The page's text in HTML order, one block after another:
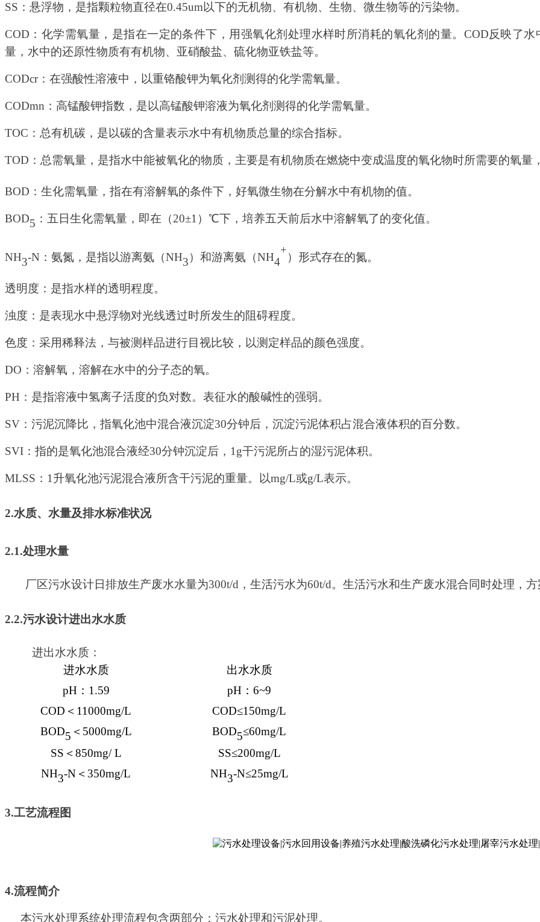
SS ：悬浮物，是指颗粒物直径在0.45um以下的无机物、有机物、生物、微生物等的污染物。
COD ：化学需氧量，是指在一定的条件下，用强氧化剂处理水样时所消耗的氧化剂的量。 COD反映了水
量，水中的还原性物质有有机物、亚硝酸盐、硫化物亚铁盐等。
CODcr：在强酸性溶液中，以重铬酸钾为氧化剂测得的化学需氧量。
CODmn ：高锰酸钾指数，是以高锰酸钾溶液为氧化剂测得的化学需氧量。
TOC ：总有机碳，是以碳的含量表示水中有机物质总量的综合指标。
TOD ：总需氧量，是指水中能被氧化的物质，主要是有机物质在燃烧中变成温度的氧化物时所需要的氧量
BOD ：生化需氧量，指在有溶解氧的条件下，好氧微生物在分解水中有机物的值。
BOD5 ：五日生化需氧量，即在（20±1）℃下，培养五天前后水中溶解氧了的变化值。
NH3-N ：氨氮，是指以游离氨（NH3）和游离氨（NH4
+
）形式存在的氮。
透明度：是指水样的透明程度。
浊度：是表现水中悬浮物对光线透过时所发生的阻碍程度。
色度：采用稀释法，与被测样品进行目视比较，以测定样品的颜色强度。
DO ：溶解氧，溶解在水中的分子态的氧。
PH ：是指溶液中氢离子活度的负对数。表征水的酸碱性的强弱。
SV ：污泥沉降比，指氧化池中混合液沉淀30分钟后，沉淀污泥体积占混合液体积的百分数。
SVI ：指的是氧化池混合液经30分钟沉淀后， 1g干污泥所占的湿污泥体积。
MLSS ： 1 升氧化池污泥混合液所含干污泥的重量。以mg/L或g/L表示。
2.水质、水量及排水标准状况
2.1.处理水量
厂区污水设计日排放生产废水水量为300t/d ，生活污水为60t/d。生活污水和生产废水混合同时处理，
2.2.污水设计进出水水质
进出水水质：
进水水质
出水水质
pH ： 1.59 pH ： 6~9
COD ＜ 11000mg/L
COD≤150mg/L
BOD5 ＜ 5000mg/L BOD5≤60mg/L
SS ＜850mg/ L
SS≤200mg/L
NH3-N＜ 350mg/L NH3-N≤25mg/L
3.工艺流程图
4.流程简介
本污水处理系统处理流程包含两部分：污水处理和污泥处理。